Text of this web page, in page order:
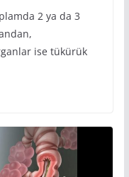
2 ya da 3
ise tükürük